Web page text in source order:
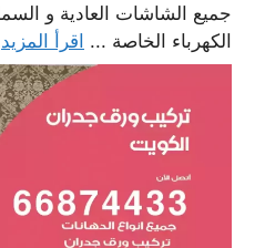
جميع الشاشات العادية و
الكهرباء الخاصة ... اقرأ المزيد